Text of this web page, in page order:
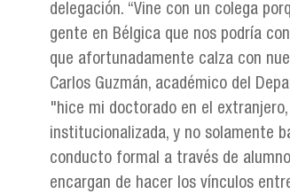
delegación. “Vine con un colega
gente en Bélgica que nos podría
que afortunadamente calza con
Carlos Guzmán, académico del
"hice mi doctorado en el
institucionalizada, y no solamente
conducto formal a través de
encargan de hacer los vínculos